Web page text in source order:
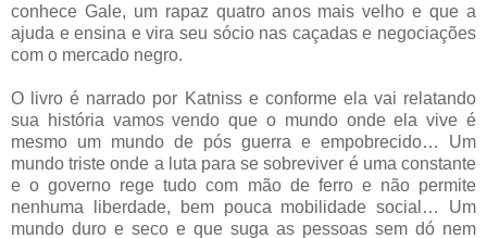
conhece Gale, um rapaz quatro anos mais velho e que a
ajuda e ensina e vira seu sócio nas caçadas e negociações
com o mercado negro.
O livro é narrado por Katniss e conforme ela vai relatando
sua história vamos vendo que o mundo onde ela vive é
mesmo um mundo de pós guerra e empobrecido… Um
mundo triste onde a luta para se sobreviver é uma constante
e o governo rege tudo com mão de ferro e não permite
nenhuma liberdade, bem pouca mobilidade social… Um
mundo duro e seco e que suga as pessoas sem dó nem